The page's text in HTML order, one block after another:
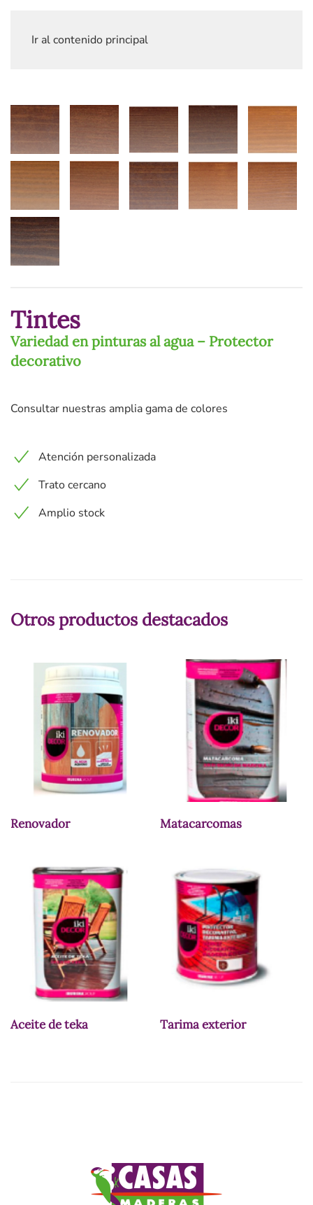
Ir al contenido principal
Tintes
Variedad en pinturas al agua – Protector
decorativo
Consultar nuestras amplia gama de colores
Atención personalizada
Trato cercano
Amplio stock
Otros productos destacados
Renovador Matacarcomas
Aceite de teka Tarima exterior